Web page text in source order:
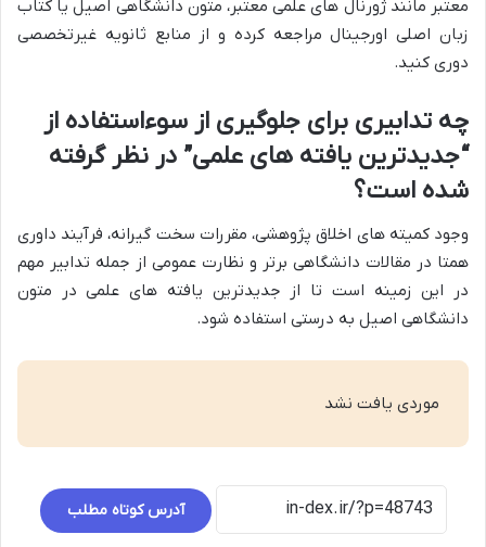
معتبر مانند ژورنال های علمی معتبر، متون دانشگاهی اصیل یا کتاب
زبان اصلی اورجینال مراجعه کرده و از منابع ثانویه غیرتخصصی
دوری کنید.
چه تدابیری برای جلوگیری از سوءاستفاده از
“جدیدترین یافته های علمی” در نظر گرفته
شده است؟
وجود کمیته های اخلاق پژوهشی، مقررات سخت گیرانه، فرآیند داوری
همتا در مقالات دانشگاهی برتر و نظارت عمومی از جمله تدابیر مهم
در این زمینه است تا از جدیدترین یافته های علمی در متون
دانشگاهی اصیل به درستی استفاده شود.
موردی یافت نشد
آدرس کوتاه مطلب